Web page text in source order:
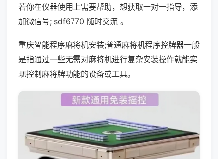
若你在仪器使用上需要帮助，想获取一对一指导，添
加微信号; sdf6770 随时交流 。
重庆智能程序麻将机安装;普通麻将机程序控牌器一般
是指通过一些无需对麻将机进行复杂安装操作就能实
现控制麻将牌功能的设备或工具。